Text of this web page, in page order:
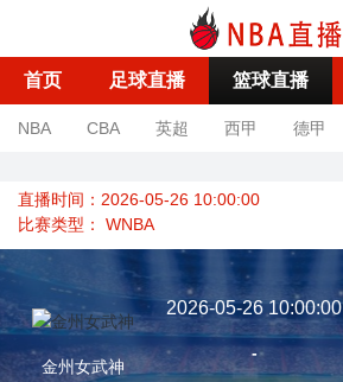
首页 足球直播 篮球直播
NBA CBA 英超 西甲 德甲
直播时间：2026-05-26 10:00:00
比赛类型： WNBA
金州女武神
2026-05-26 10:00:00
-